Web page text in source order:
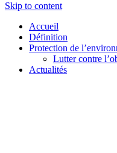
Skip to content
Accueil
Définition
Protection de
Lutter contre
Actualités